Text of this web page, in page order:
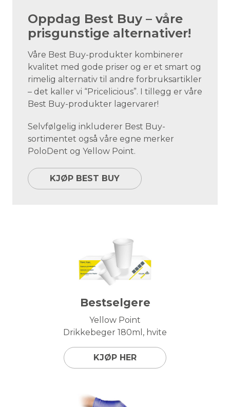
Oppdag Best Buy – våre
prisgunstige alternativer!
Våre Best Buy-produkter kombinerer
kvalitet med gode priser og er et smart og
rimelig alternativ til andre forbruksartikler
– det kaller vi “Pricelicious”. I tillegg er våre
Best Buy-produkter lagervarer!
Selvfølgelig inkluderer Best Buy-
sortimentet også våre egne merker
PoloDent og Yellow Point.
KJØP BEST BUY
Bestselgere
Yellow Point
Drikkebeger 180ml, hvite
KJØP HER